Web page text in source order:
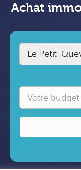
Achat